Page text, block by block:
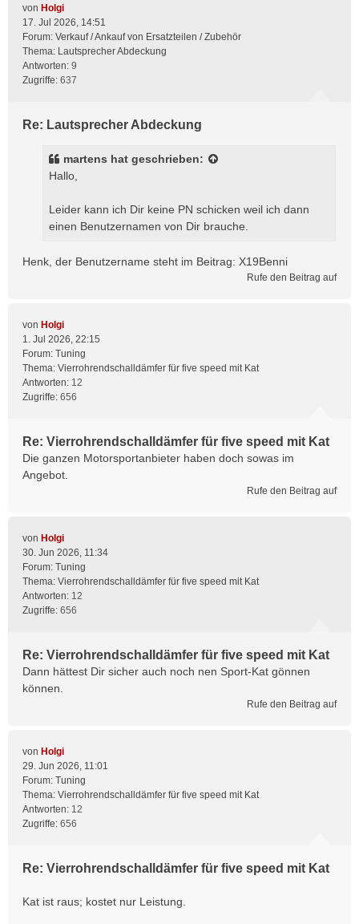
von Holgi
17. Jul 2026, 14:51
Forum: Verkauf / Ankauf von Ersatzteilen / Zubehör
Thema: Lautsprecher Abdeckung
Antworten: 9
Zugriffe: 637
Re: Lautsprecher Abdeckung
martens hat geschrieben:
Hallo,
Leider kann ich Dir keine PN schicken weil ich dann
einen Benutzernamen von Dir brauche.
Henk, der Benutzername steht im Beitrag: X19Benni
Rufe den Beitrag auf
von Holgi
1. Jul 2026, 22:15
Forum: Tuning
Thema: Vierrohrendschalldämfer für five speed mit Kat
Antworten: 12
Zugriffe: 656
Re: Vierrohrendschalldämfer für five speed mit Kat
Die ganzen Motorsportanbieter haben doch sowas im
Angebot.
Rufe den Beitrag auf
von Holgi
30. Jun 2026, 11:34
Forum: Tuning
Thema: Vierrohrendschalldämfer für five speed mit Kat
Antworten: 12
Zugriffe: 656
Re: Vierrohrendschalldämfer für five speed mit Kat
Dann hättest Dir sicher auch noch nen Sport-Kat gönnen
können.
Rufe den Beitrag auf
von Holgi
29. Jun 2026, 11:01
Forum: Tuning
Thema: Vierrohrendschalldämfer für five speed mit Kat
Antworten: 12
Zugriffe: 656
Re: Vierrohrendschalldämfer für five speed mit Kat
Kat ist raus; kostet nur Leistung.